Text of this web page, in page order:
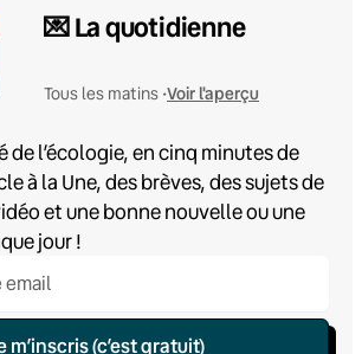
💌 La quotidienne
Tous les matins •Voir l'aperçu
de l’écologie, en cinq minutes de
à la Une, des brèves, des sujets de
et une bonne nouvelle ou une
jour !
m’inscris (c’est gratuit)